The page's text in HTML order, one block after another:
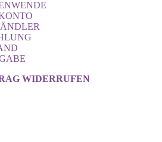
WIDERRUFEN